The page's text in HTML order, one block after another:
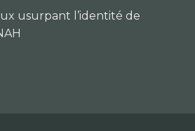
usurpant l’identité de